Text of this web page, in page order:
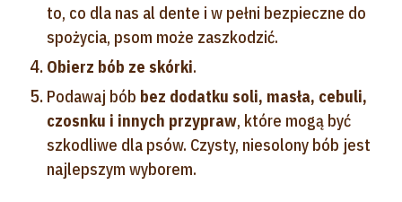
to, co dla nas al dente i w pełni bezpieczne do
spożycia, psom może zaszkodzić.
Obierz bób ze skórki.
Podawaj bób bez dodatku soli, masła, cebuli,
czosnku i innych przypraw, które mogą być
szkodliwe dla psów. Czysty, niesolony bób jest
najlepszym wyborem.